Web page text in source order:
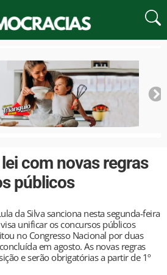
com novas regras
públicos
da Silva sanciona nesta segunda-feira
unificar os concursos públicos
no Congresso Nacional por duas
em agosto. As novas regras
e serão obrigatórias a partir de 1º